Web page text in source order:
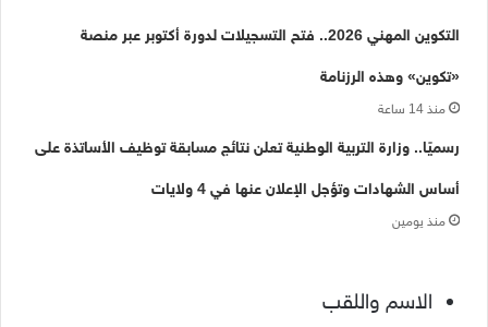
التكوين المهني 2026.. فتح التسجيلات لدورة أكتوبر عبر منصة
«تكوين» وهذه الرزنامة
منذ 14 ساعة
رسميًا.. وزارة التربية الوطنية تعلن نتائج مسابقة توظيف الأساتذة على
أساس الشهادات وتؤجل الإعلان عنها في 4 ولايات
منذ يومين
الاسم واللقب